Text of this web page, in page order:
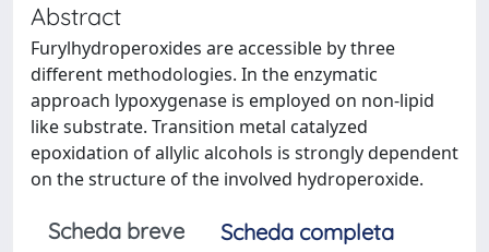
Abstract
Furylhydroperoxides are accessible by three
different methodologies. In the enzymatic
approach lypoxygenase is employed on non-lipid
like substrate. Transition metal catalyzed
epoxidation of allylic alcohols is strongly dependent
on the structure of the involved hydroperoxide.
Scheda breve
Scheda completa